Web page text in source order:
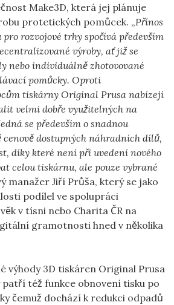
Make3D, která jej plánuje
protetických pomůcek. „Přínos
rozvojové trhy spočívá především
výroby, ať již se
nebo individuálně zhotovované
pomůcky. Oproti
tiskárny Original Prusa nabízejí
velmi dobře využitelných na
se především o snadnou
dostupných náhradních dílů,
díky které není při uvedení nového
celou tiskárnu, ale pouze vybrané
manažer Jiří Průša, který se jako
podílel ve spolupráci
v tísni nebo Charita ČR na
gramotnosti hned v několika
výhody 3D tiskáren Original Prusa
též funkce obnovení tisku po
čemuž dochází k redukci odpadů